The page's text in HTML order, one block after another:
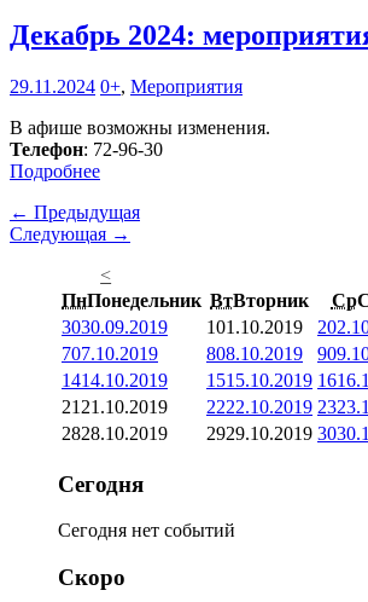
Декабрь 2024:
29.11.2024 0+, Мероприятия
В афише возможны изменения.
Телефон: 72-96-30
Подробнее
← Предыдущая
Следующая →
<
ПнПонедельник ВтВторник Ср
3030.09.2019 101.10.2019 2
707.10.2019 808.10.2019 9
1414.10.2019 1515.10.2019 16
21 21.10.2019 2222.10.2019 23
2828.10.2019 2929.10.2019 30
Сегодня
Сегодня нет событий
Скоро